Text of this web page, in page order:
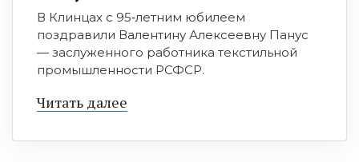
В Клинцах с 95‑летним юбилеем
поздравили Валентину Алексеевну Панус
— заслуженного работника текстильной
промышленности РСФСР.
Читать далее